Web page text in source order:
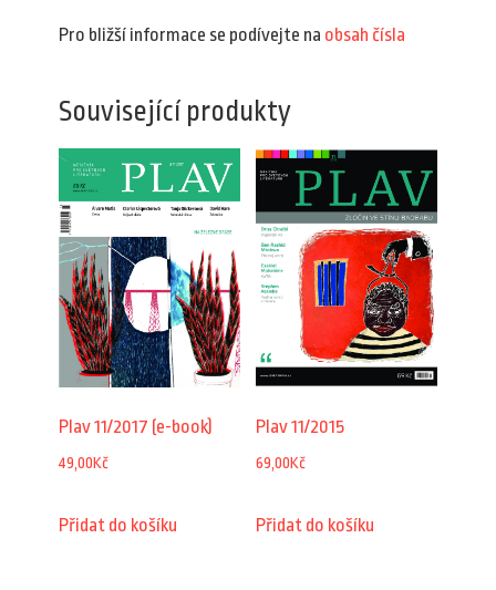
Pro bližší informace se podívejte na obsah čísla
Související produkty
Plav 11/2017 (e-book)
49,00Kč
Přidat do košíku
Plav 11/2015
69,00Kč
Přidat do košíku